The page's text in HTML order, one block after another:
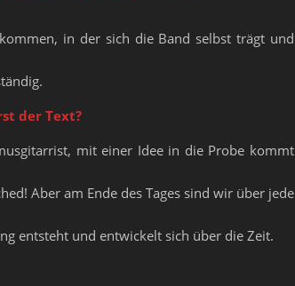
in der sich die Band selbst trägt und
der Text?
mit einer Idee in die Probe kommt
Aber am Ende des Tages sind wir über jede
entsteht und entwickelt sich über die Zeit.